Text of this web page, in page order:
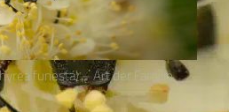
funesta) – Art der Familie